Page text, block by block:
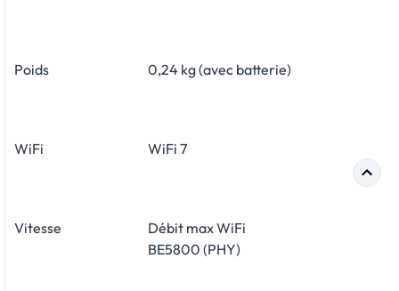
Poids 0,24 kg (avec batterie)
WiFi WiFi 7
Vitesse
Débit max WiFi
BE5800 (PHY)